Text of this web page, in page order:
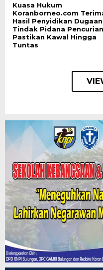
Kuasa Hukum
Koranborneo.com
Hasil Penyidikan Dugaan
Tindak Pidana
Pastikan Kawal Hingga
Tuntas